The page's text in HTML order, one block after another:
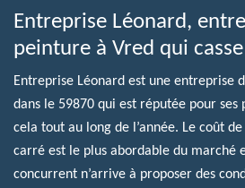
Entreprise Léonard,
peinture à Vred qui
Entreprise Léonard est une entreprise
dans le 59870 qui est réputée pour ses
cela tout au long de l’année. Le coût
carré est le plus abordable du marché
concurrent n’arrive à proposer des